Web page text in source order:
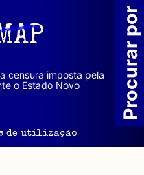
censura imposta pela
o Estado Novo
de utilização
Procurar por